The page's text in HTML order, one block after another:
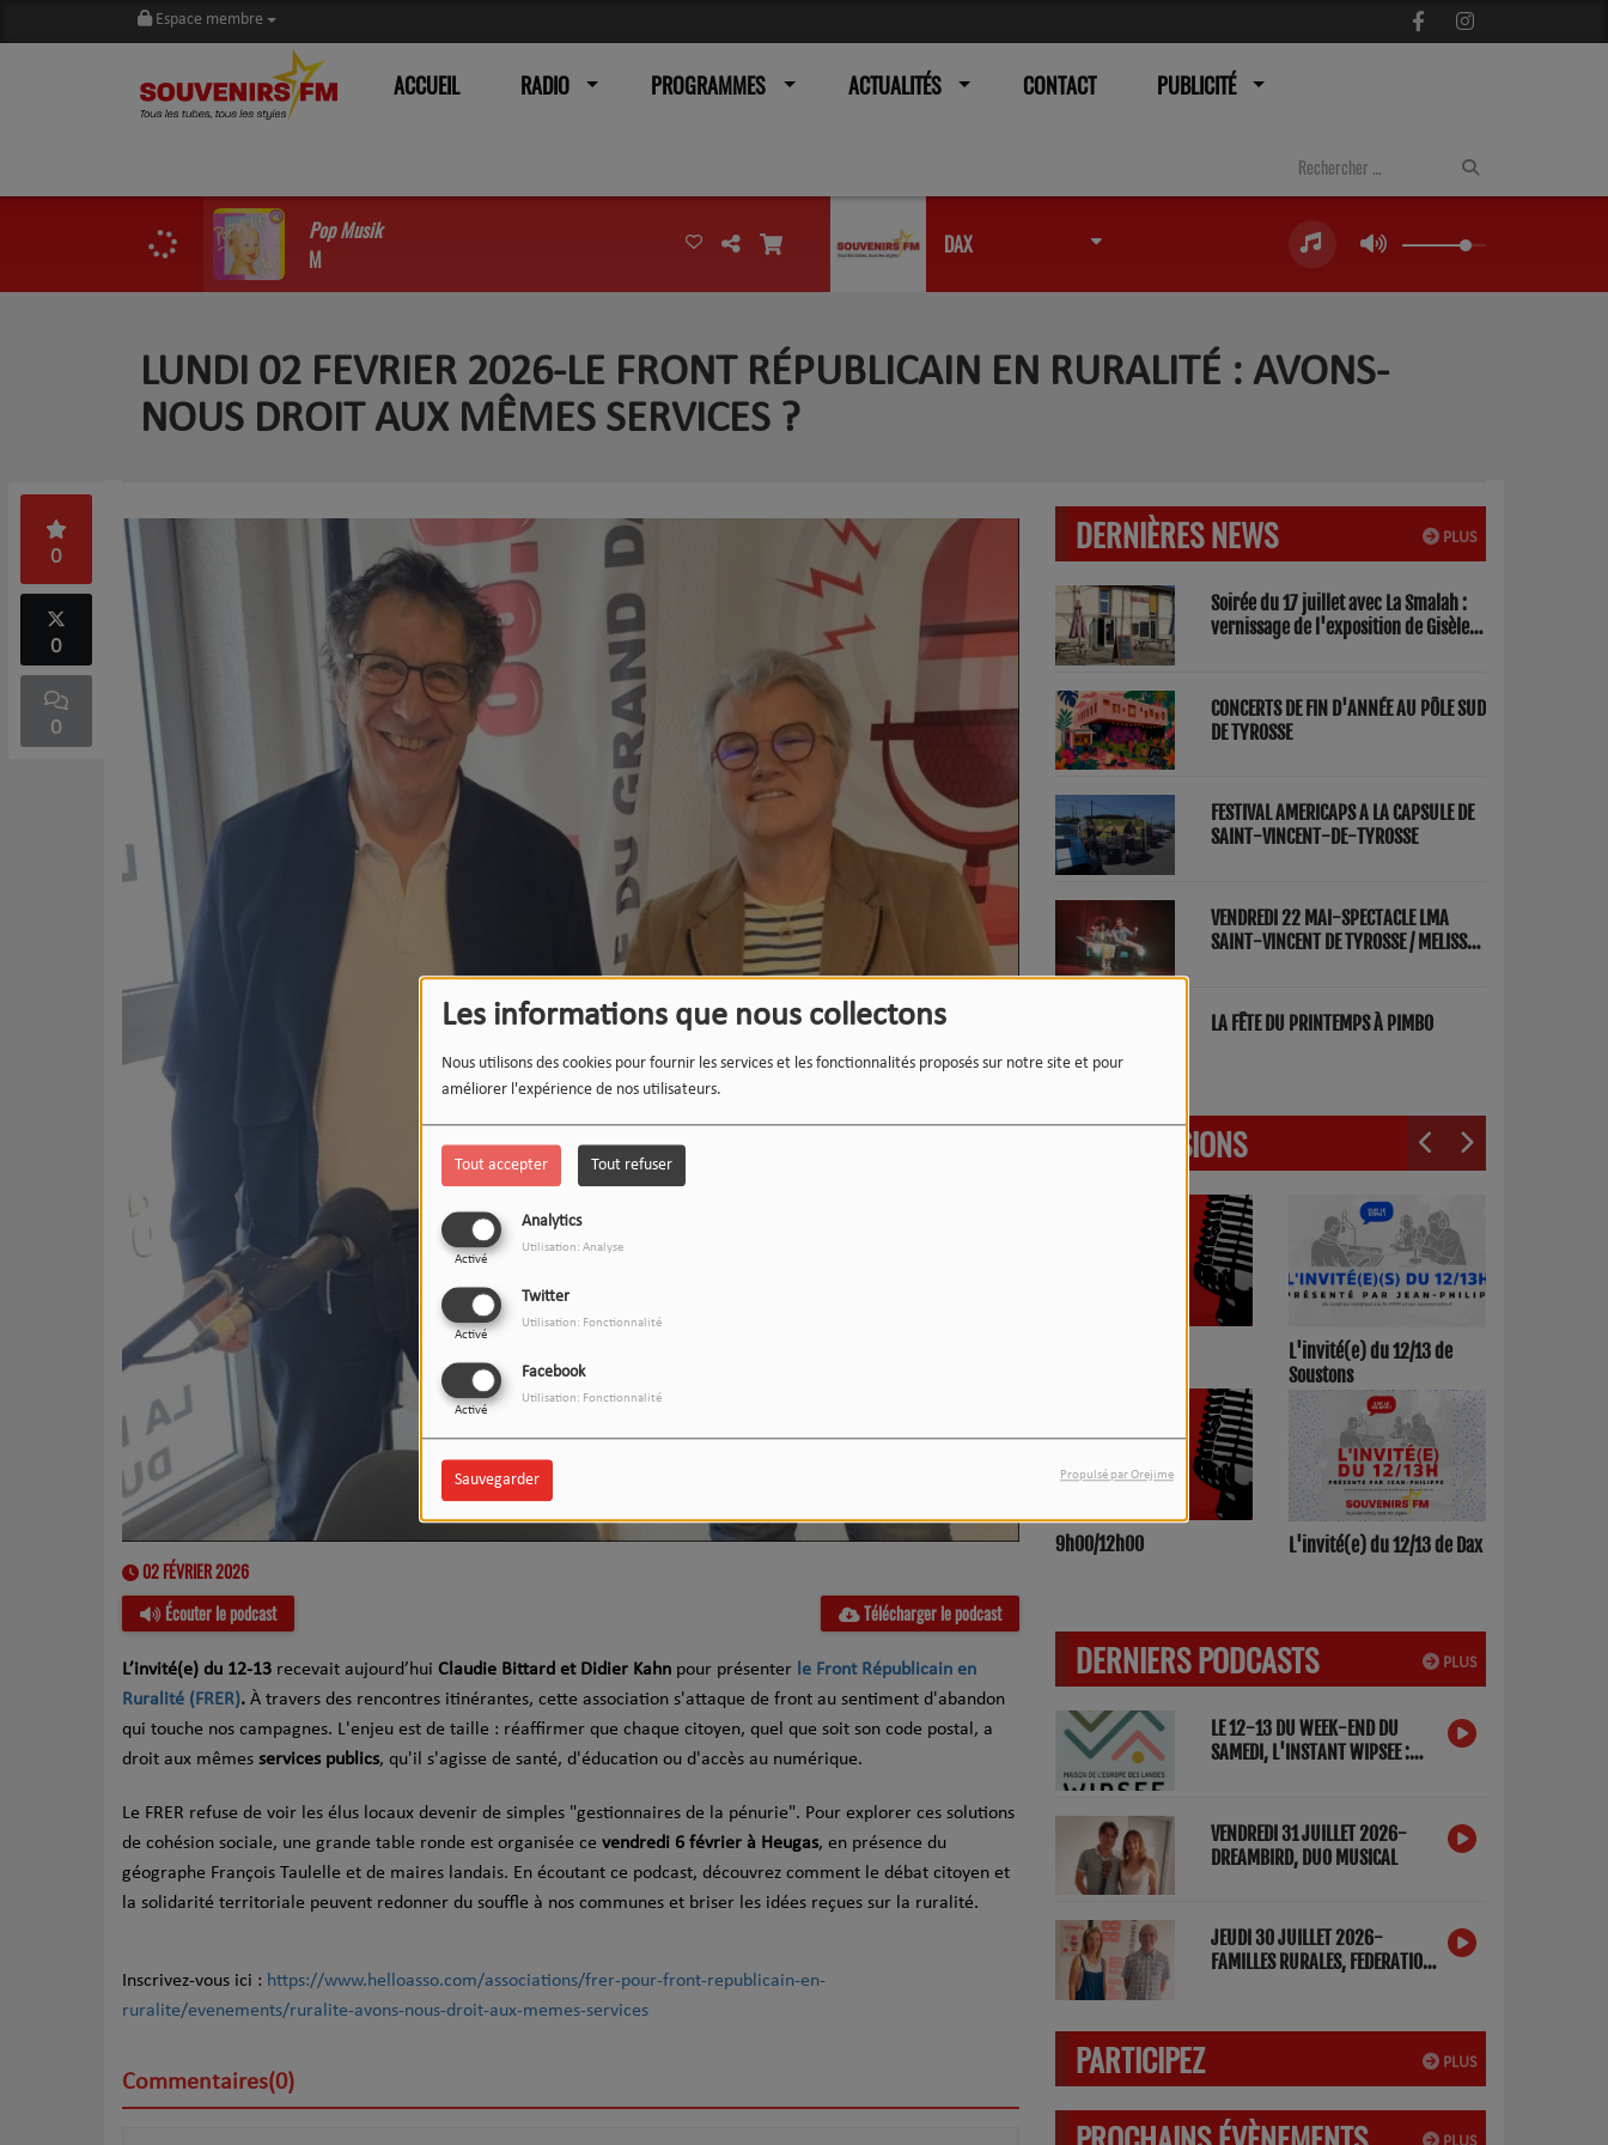
Les informations que nous collectons
Nous utilisons des cookies pour fournir les services et les fonctionnalités proposés sur notre site et pour
améliorer l'expérience de nos utilisateurs.
Tout accepter Tout refuser
Analytics
Activé
Utilisation: Analyse
Twitter
Activé
Utilisation: Fonctionnalité
Facebook
Activé
Utilisation: Fonctionnalité
Sauvegarder Propulsé par Orejime
Espace membre
ACCUEIL RADIO PROGRAMMES ACTUALITÉS CONTACT PUBLICITÉ
Pop Musik
M
DAX
LUNDI 02 FEVRIER 2026-LE FRONT RÉPUBLICAIN EN RURALITÉ : AVONS-
NOUS DROIT AUX MÊMES SERVICES ?
0
0
0
02 FÉVRIER 2026
Écouter le podcast
Télécharger le podcast
L’invité(e) du 12-13 recevait aujourd’hui Claudie Bittard et Didier Kahn pour présenter le Front Républicain en
Ruralité (FRER). À travers des rencontres itinérantes, cette association s'attaque de front au sentiment d'abandon
qui touche nos campagnes. L'enjeu est de taille : réaffirmer que chaque citoyen, quel que soit son code postal, a
droit aux mêmes services publics, qu'il s'agisse de santé, d'éducation ou d'accès au numérique.
Le FRER refuse de voir les élus locaux devenir de simples "gestionnaires de la pénurie". Pour explorer ces solutions
de cohésion sociale, une grande table ronde est organisée ce vendredi 6 février à Heugas, en présence du
géographe François Taulelle et de maires landais. En écoutant ce podcast, découvrez comment le débat citoyen et
la solidarité territoriale peuvent redonner du souffle à nos communes et briser les idées reçues sur la ruralité.
Inscrivez-vous ici : https://www.helloasso.com/associations/frer-pour-front-republicain-en-
ruralite/evenements/ruralite-avons-nous-droit-aux-memes-services
Commentaires(0)
PLUS
DERNIÈRES NEWS
Soirée du 17 juillet avec La Smalah :
vernissage de l'exposition de Gisèle
CONCERTS DE FIN D'ANNÉE AU PÔLE SUD
DE TYROSSE
FESTIVAL AMERICAPS A LA CAPSULE DE
SAINT-VINCENT-DE-TYROSSE
VENDREDI 22 MAI-SPECTACLE LMA
SAINT-VINCENT DE TYROSSE / MELISSA
LA FÊTE DU PRINTEMPS À PIMBO
LES ÉMISSIONS
17h/20h - Le Drive 9h00/12h00
L'invité(e) du 12/13 de
Soustons
L'invité(e) du 12/13 de Dax
PLUS
DERNIERS PODCASTS
LE 12-13 DU WEEK-END DU
SAMEDI, L'INSTANT WIPSEE :
VENDREDI 31 JUILLET 2026-
DREAMBIRD, DUO MUSICAL
JEUDI 30 JUILLET 2026-
FAMILLES RURALES, FEDERATION
PLUS
PARTICIPEZ